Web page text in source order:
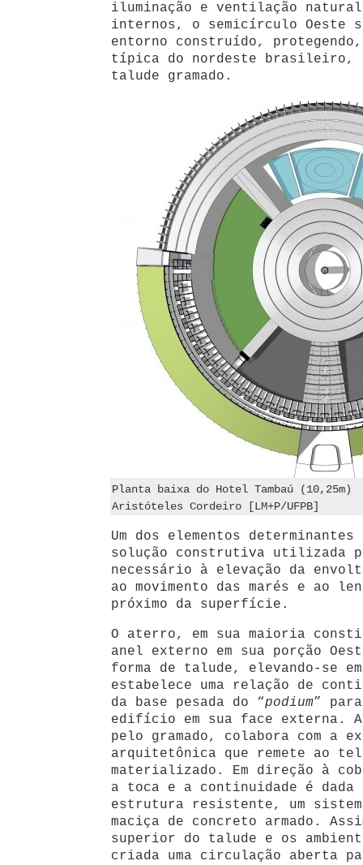
iluminação e ventilação natural
internos, o semicírculo Oeste
entorno construído,
típica do nordeste brasileiro,
talude gramado.
Planta baixa do Hotel Tambaú (10,25m)
Aristóteles Cordeiro [LM+P/UFPB]
Um dos elementos
solução construtiva utilizada
necessário à elevação da
ao movimento das marés e ao
próximo da superfície.
O aterro, em sua maioria
anel externo em sua porção
forma de talude, elevando-se
estabelece uma relação de
da base pesada do “podium”
edifício em sua face externa.
pelo gramado, colabora com a
arquitetônica que remete ao
materializado. Em direção à
a toca e a continuidade é dada
estrutura resistente, um
maciça de concreto armado.
superior do talude e os
criada uma circulação aberta